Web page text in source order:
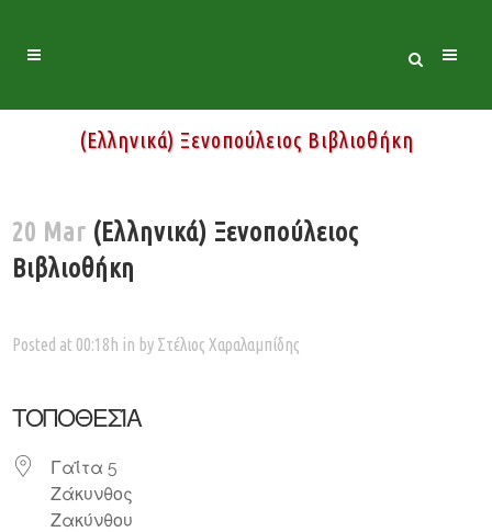
(Ελληνικά) Ξενοπούλειος Βιβλιοθήκη
20 Mar (Ελληνικά) Ξενοπούλειος
Βιβλιοθήκη
Posted at 00:18h in by Στέλιος Χαραλαμπίδης
ΤΟΠΟΘΕΣΊΑ
Γαΐτα 5
Ζάκυνθος
Ζακύνθου